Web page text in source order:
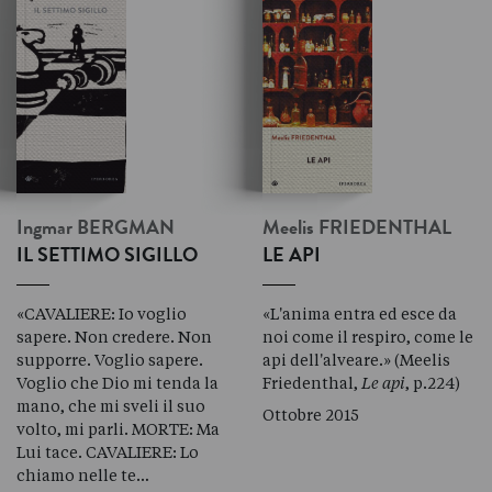
Ingmar BERGMAN
IL SETTIMO SIGILLO
«CAVALIERE: Io voglio
sapere. Non credere. Non
supporre. Voglio sapere.
Voglio che Dio mi tenda la
mano, che mi sveli il suo
volto, mi parli. MORTE: Ma
Lui tace. CAVALIERE: Lo
chiamo nelle te…
Meelis FRIEDENTHAL
LE API
«L'anima entra ed esce da
noi come il respiro, come le
api dell'alveare.» (Meelis
Friedenthal, Le api, p.224)
Ottobre 2015